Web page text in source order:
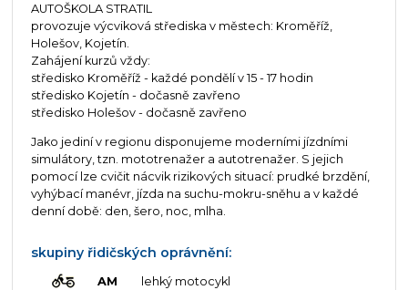
AUTOŠKOLA STRATIL
provozuje výcviková střediska v městech: Kroměříž,
Holešov, Kojetín.
Zahájení kurzů vždy:
středisko Kroměříž - každé pondělí v 15 - 17 hodin
středisko Kojetín - dočasně zavřeno
středisko Holešov - dočasně zavřeno
Jako jediní v regionu disponujeme moderními jízdními
simulátory, tzn. mototrenažer a autotrenažer. S jejich
pomocí lze cvičit nácvik rizikových situací: prudké brzdění,
vyhýbací manévr, jízda na suchu-mokru-sněhu a v každé
denní době: den, šero, noc, mlha.
skupiny řidičských oprávnění:
AM lehký motocykl